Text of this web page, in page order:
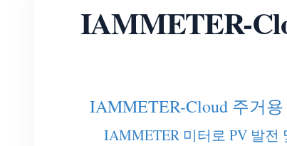
IAMMETER-
IAMMETER-Cloud 주거
IAMMETER 미터로 PV 발전